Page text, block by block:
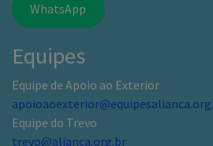
WhatsApp
Equipes
Equipe de Apoio ao Exterior
Equipe do Trevo
trevo@alianca.org.br